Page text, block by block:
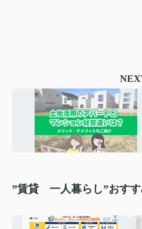
”賃貸 一人暮らし”おす